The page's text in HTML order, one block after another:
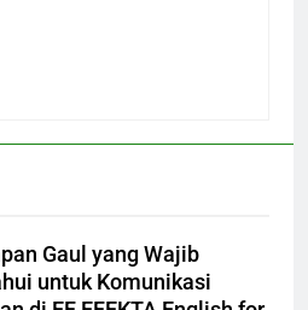
Gaul yang Wajib
untuk Komunikasi